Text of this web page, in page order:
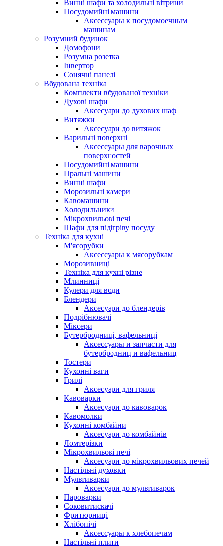
Винні шафи та холодильні вітрини
Посудомийні машини
Аксессуары к посудомоечным
машинам
Розумний будинок
Домофони
Розумна розетка
Інвертор
Сонячні панелі
Вбудована техніка
Комплекти вбудованої техніки
Духові шафи
Аксесуари до духових шаф
Витяжки
Аксесуари до витяжок
Варильні поверхні
Аксессуары для варочных
поверхностей
Посудомийні машини
Пральні машини
Винні шафи
Морозильні камери
Кавомашини
Холодильники
Мікрохвильові печі
Шафи для підігріву посуду
Техніка для кухні
М'ясорубки
Аксессуары к мясорубкам
Морозивниці
Техніка для кухні різне
Млинниці
Кулери для води
Блендери
Аксесуари до блендерів
Подрібнювачі
Міксери
Бутербродниці, вафельниці
Аксессуары и запчасти для
бутербродниц и вафельниц
Тостери
Кухонні ваги
Грилі
Аксесуари для гриля
Кавоварки
Аксесуари до кавоварок
Кавомолки
Кухонні комбайни
Аксесуари до комбайнів
Ломтерізки
Мікрохвильові печі
Аксесуари до мікрохвильових печей
Настільні духовки
Мультиварки
Аксесуари до мультиварок
Пароварки
Соковитискачі
Фритюрниці
Хлібопічі
Аксессуары к хлебопечам
Настільні плити